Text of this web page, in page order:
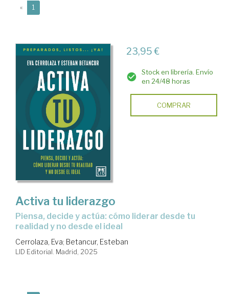
« 1
23,95 €
Stock en librería. Envío
en 24/48 horas
COMPRAR
Activa tu liderazgo
Piensa, decide y actúa: cómo liderar desde tu
realidad y no desde el ideal
Cerrolaza, Eva; Betancur, Esteban
LID Editorial. Madrid, 2025